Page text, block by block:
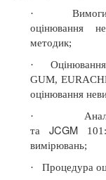
·
оцінювання
методик;
·
GUM,
оцінювання
·
таJCGM
вимірювань;
·
Процедура